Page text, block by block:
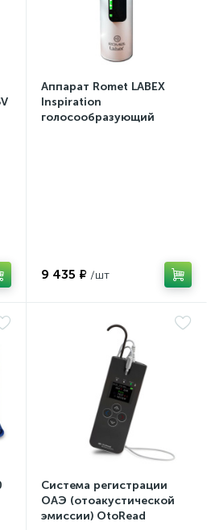
Аппарат Romet LABEX
Inspiration
голосообразующий
9 435 ₽
Система регистрации
ОАЭ (отоакустической
эмиссии) OtoRead